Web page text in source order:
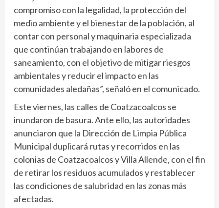
compromiso con la legalidad, la protección del
medio ambiente y el bienestar de la población, al
contar con personal y maquinaria especializada
que continúan trabajando en labores de
saneamiento, con el objetivo de mitigar riesgos
ambientales y reducir el impacto en las
comunidades aledañas”, señaló en el comunicado.
Este viernes, las calles de Coatzacoalcos se
inundaron de basura. Ante ello, las autoridades
anunciaron que la Dirección de Limpia Pública
Municipal duplicará rutas y recorridos en las
colonias de Coatzacoalcos y Villa Allende, con el fin
de retirar los residuos acumulados y restablecer
las condiciones de salubridad en las zonas más
afectadas.